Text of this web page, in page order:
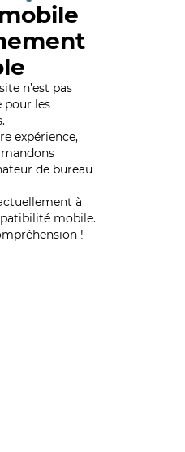
n’est pas
pour les
expérience,
de bureau
à
mobile.
!